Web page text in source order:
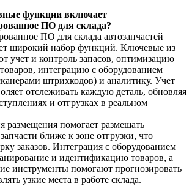
функции включает
ПО для склада?
ПО для склада автозапчастей
широкий набор функций. Ключевые из
учет и контроль запасов, оптимизацию
интеграцию с оборудованием
штрихкодов) и аналитику. Учет
отслеживать каждую деталь, обновляя
и отгрузках в реальном
размещения помогает размещать
ближе к зоне отгрузки, что
заказов. Интеграция с оборудованием
и идентификацию товаров, а
инструменты помогают прогнозировать
узкие места в работе склада.